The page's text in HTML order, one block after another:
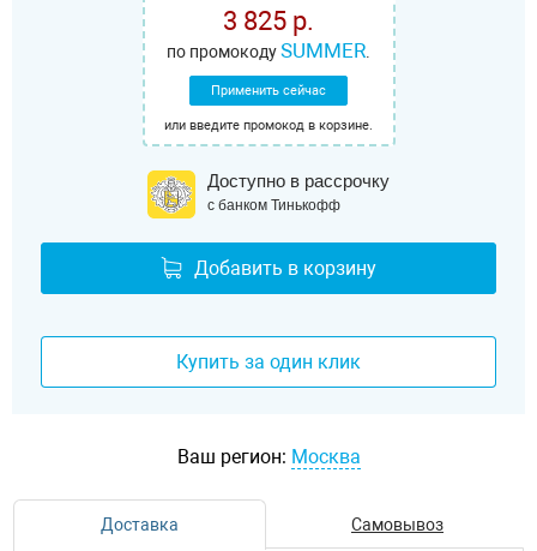
3 825 р.
по промокодуSUMMER
Применить сейчас
или введите промокод в корзине.
Доступно в рассрочку
с банком Тинькофф
Добавить в корзину
Купить за один клик
Ваш регион: Москва
Доставка Самовывоз